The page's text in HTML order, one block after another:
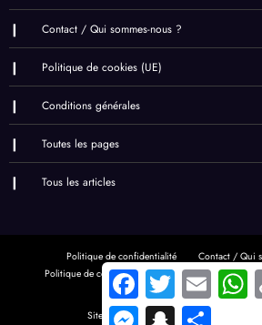
Contact / Qui sommes-nous ?
Politique de cookies (UE)
Conditions générales
Toutes les pages
Tous les articles
Politique de confidentialité
Contact / Qui
Politique de cookies (UE)
Conditions générales
Tous les articles
Site réalisé par
Arno Beauvois
FacebookTwitter Email
MessengerSnapchat